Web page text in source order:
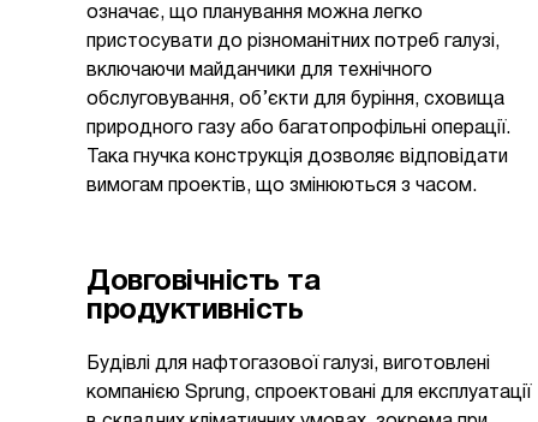
означає, що планування можна легко
пристосувати до різноманітних потреб галузі,
включаючи майданчики для технічного
обслуговування, об’єкти для буріння, сховища
природного газу або багатопрофільні операції.
Така гнучка конструкція дозволяє відповідати
вимогам проектів, що змінюються з часом.
Довговічність та
продуктивність
Будівлі для нафтогазової галузі, виготовлені
компанією Sprung, спроектовані для експлуатації